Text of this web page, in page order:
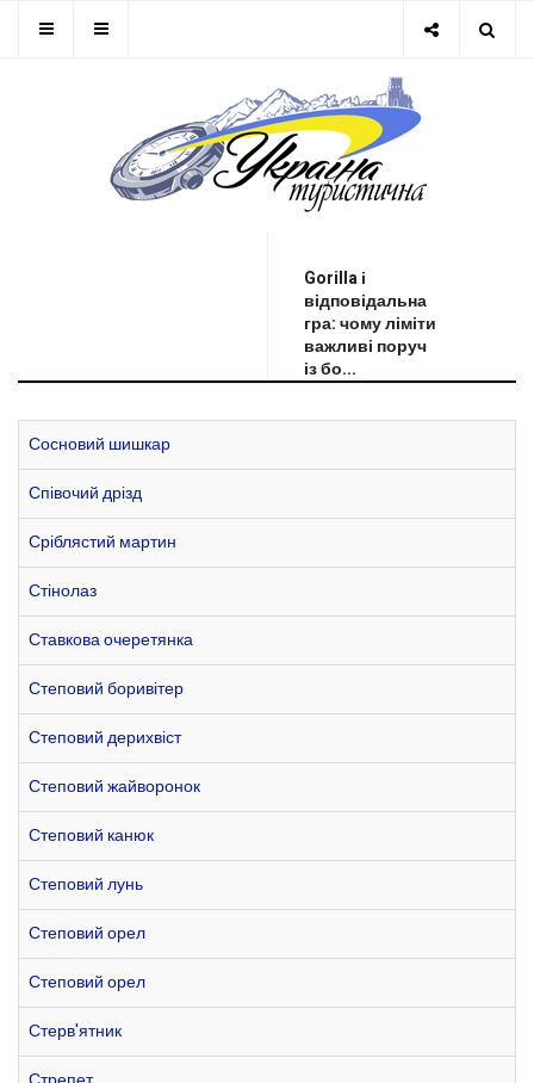
Gorilla і
відповідальна
гра: чому ліміти
важливі поруч
із бо...
Сосновий шишкар
Співочий дрізд
Сріблястий мартин
Стінолаз
Ставкова очеретянка
Степовий боривітер
Степовий дерихвіст
Степовий жайворонок
Степовий канюк
Степовий лунь
Степовий орел
Степовий орел
Стерв'ятник